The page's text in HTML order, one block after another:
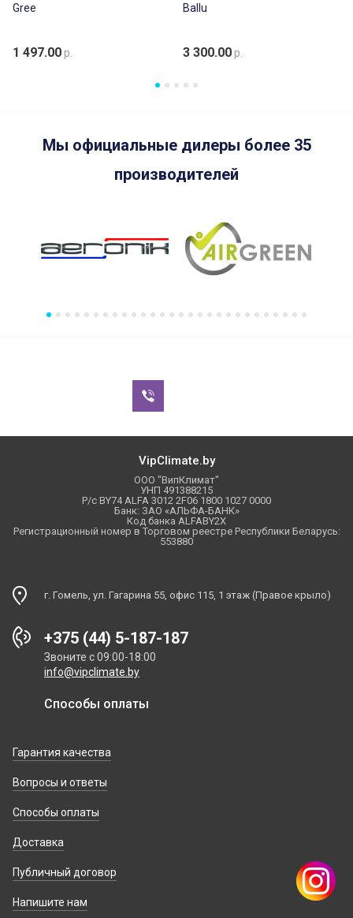
Gree
1 497.00 р.
Ballu
3 300.00 р.
Мы официальные дилеры более 35
производителей
VipClimate.by
ООО "ВипКлимат"
УНП 491388215
Р/с BY74 ALFA 3012 2F06 1800 1027 0000
Банк: ЗАО «АЛЬФА-БАНК»
Код банка ALFABY2X
Регистрационный номер в Торговом реестре Республики Беларусь:
553880
г. Гомель, ул. Гагарина 55, офис 115, 1 этаж (Правое крыло)
+375 (44) 5-187-187
Звоните с 09:00-18:00
info@vipclimate.by
Способы оплаты
Гарантия качества
Вопросы и ответы
Способы оплаты
Доставка
Публичный договор
Напишите нам